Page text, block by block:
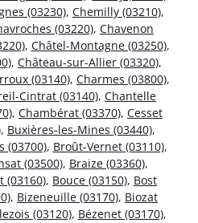
(03230), Chemilly (03210),
(03220), Chavenon
, Châtel-Montagne (03250),
, Château-sur-Allier (03320),
(03140), Charmes (03800),
Cintrat (03140), Chantelle
, Chambérat (03370), Cesset
, Buxières-les-Mines (03440),
(03700), Broût-Vernet (03110),
(03500), Braize (03360),
(03160), Bouce (03150), Bost
, Bizeneuille (03170), Biozat
(03120), Bézenet (03170),